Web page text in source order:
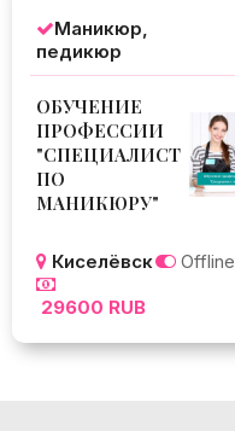
Маникюр,
педикюр
ОБУЧЕНИЕ
ПРОФЕССИИ
"СПЕЦИАЛИСТ
ПО
МАНИКЮРУ"
Киселёвск
Offline
29600 RUB